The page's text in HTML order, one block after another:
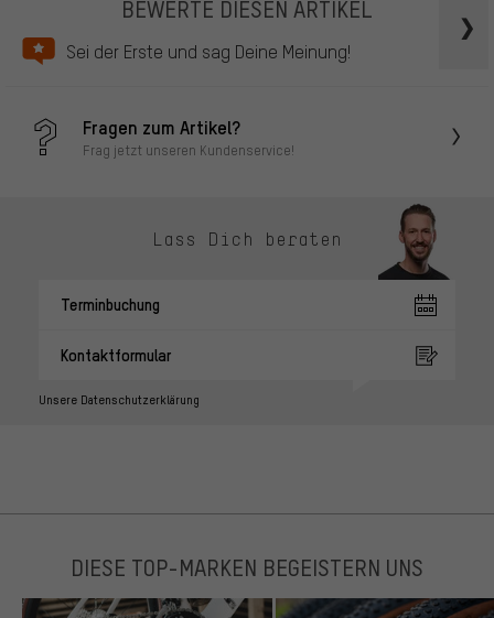
BEWERTE DIESEN ARTIKEL
Sei der Erste und sag Deine Meinung!
Fragen zum Artikel?
Frag jetzt unseren Kundenservice!
Lass Dich beraten
Terminbuchung
Kontaktformular
Unsere Datenschutzerklärung
DIESE TOP-MARKEN BEGEISTERN UNS